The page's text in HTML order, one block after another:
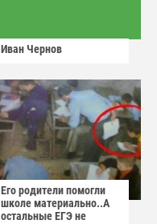
Иван Чернов
Его родители помогли
школе материально..А
остальные ЕГЭ не